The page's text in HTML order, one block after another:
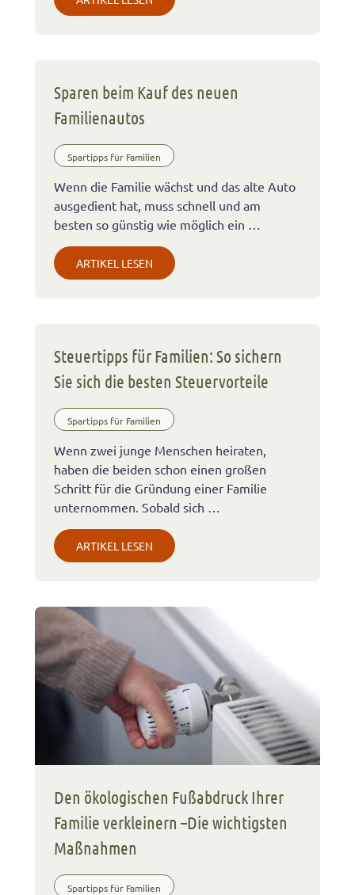
Sparen beim Kauf des neuen
Familienautos
Spartipps für Familien
Wenn die Familie wächst und das alte Auto
ausgedient hat, muss schnell und am
besten so günstig wie möglich ein …
ARTIKEL LESEN
Steuertipps für Familien: So sichern
Sie sich die besten Steuervorteile
Spartipps für Familien
Wenn zwei junge Menschen heiraten,
haben die beiden schon einen großen
Schritt für die Gründung einer Familie
unternommen. Sobald sich …
ARTIKEL LESEN
Den ökologischen Fußabdruck Ihrer
Familie verkleinern –Die wichtigsten
Maßnahmen
Spartipps für Familien